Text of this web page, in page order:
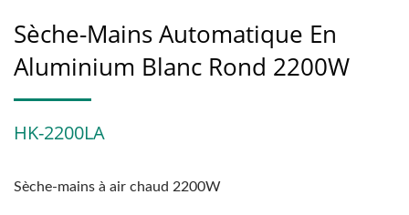
Sèche-Mains Automatique En
Aluminium Blanc Rond 2200W
HK-2200LA
Sèche-mains à air chaud 2200W